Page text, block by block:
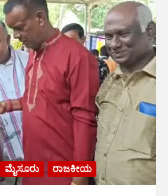
ಮೈಸೂರು ರಾಜಕೀಯ